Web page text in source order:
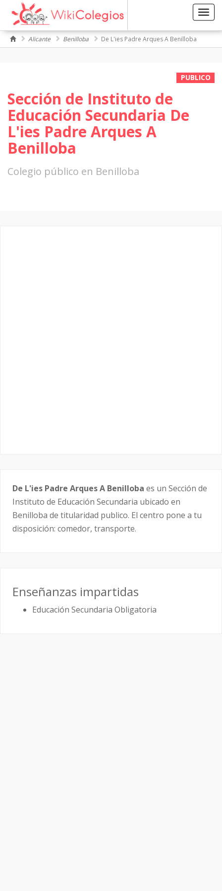
Alicante Benilloba De L'ies Padre Arques A Benilloba
PUBLICO
Sección de Instituto de
Educación Secundaria De
L'ies Padre Arques A
Benilloba
Colegio público en Benilloba
De L'ies Padre Arques A Benilloba es un Sección de
Instituto de Educación Secundaria ubicado en
Benilloba de titularidad publico. El centro pone a tu
disposición: comedor, transporte.
Enseñanzas impartidas
Educación Secundaria Obligatoria